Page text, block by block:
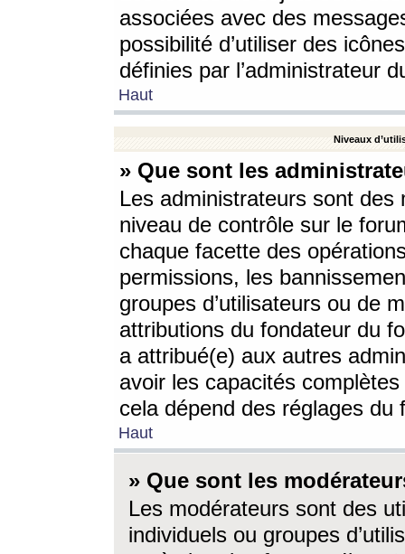
associées avec des
possibilité d’utiliser des
définies par l’administrateur
Haut
Niveaux
» Que sont les
Les administrateurs sont
niveau de contrôle sur le
chaque facette des
permissions, les
groupes d’utilisateurs ou de
attributions du fondateur du
a attribué(e) aux autres
avoir les capacités
cela dépend des réglages du
Haut
» Que sont les
Les modérateurs sont des
individuels ou groupes